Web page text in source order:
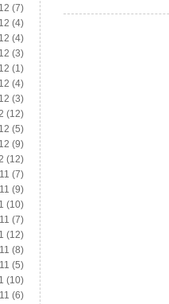
(7)
(4)
(4)
(3)
(1)
(4)
(3)
(12)
(5)
(9)
(12)
(7)
(9)
(10)
(7)
(12)
(8)
(5)
(10)
(6)